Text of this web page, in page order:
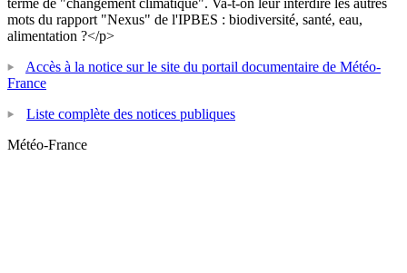
mots du rapport "Nexus" de l'IPBES : biodiversité, santé, eau,
alimentation ?</p>
Accès à la notice sur le site du portail documentaire de Météo-
France
Liste complète des notices publiques
Météo-France